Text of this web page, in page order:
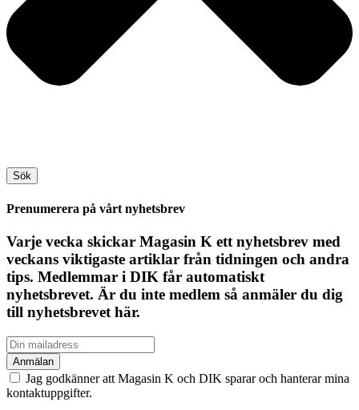
Sök
Prenumerera på vårt nyhetsbrev
Varje vecka skickar Magasin K ett nyhetsbrev med
veckans viktigaste artiklar från tidningen och andra
tips. Medlemmar i DIK får automatiskt
nyhetsbrevet. Är du inte medlem så anmäler du dig
till nyhetsbrevet här.
Jag godkänner att Magasin K och DIK sparar och hanterar mina
kontaktuppgifter.